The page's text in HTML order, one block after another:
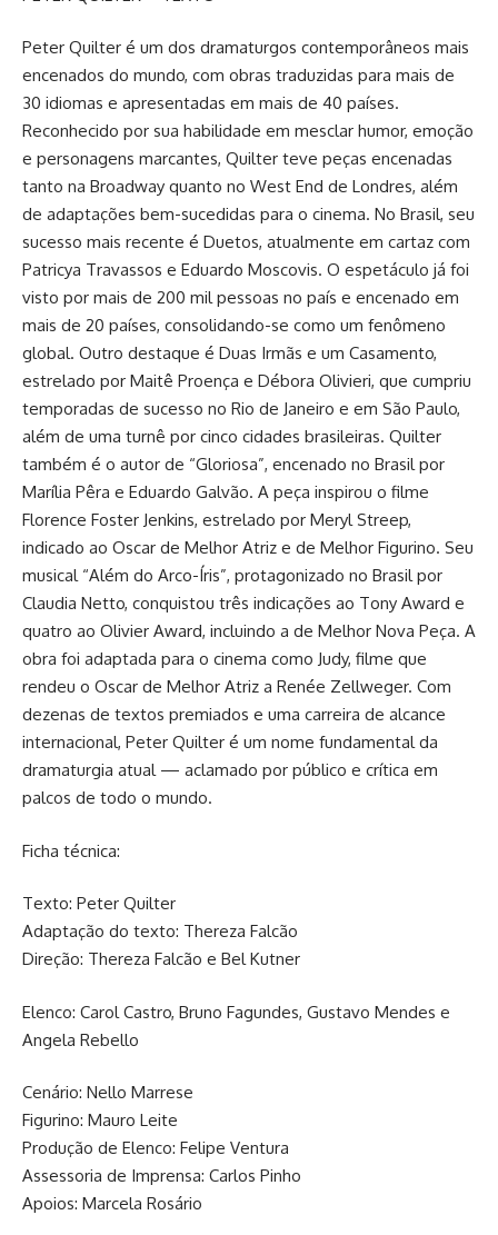
Peter Quilter é um dos dramaturgos contemporâneos mais
encenados do mundo, com obras traduzidas para mais de
30 idiomas e apresentadas em mais de 40 países.
Reconhecido por sua habilidade em mesclar humor, emoção
e personagens marcantes, Quilter teve peças encenadas
tanto na Broadway quanto no West End de Londres, além
de adaptações bem-sucedidas para o cinema. No Brasil, seu
sucesso mais recente é Duetos, atualmente em cartaz com
Patricya Travassos e Eduardo Moscovis. O espetáculo já foi
visto por mais de 200 mil pessoas no país e encenado em
mais de 20 países, consolidando-se como um fenômeno
global. Outro destaque é Duas Irmãs e um Casamento,
estrelado por Maitê Proença e Débora Olivieri, que cumpriu
temporadas de sucesso no Rio de Janeiro e em São Paulo,
além de uma turnê por cinco cidades brasileiras. Quilter
também é o autor de “Gloriosa”, encenado no Brasil por
Marília Pêra e Eduardo Galvão. A peça inspirou o filme
Florence Foster Jenkins, estrelado por Meryl Streep,
indicado ao Oscar de Melhor Atriz e de Melhor Figurino. Seu
musical “Além do Arco-Íris”, protagonizado no Brasil por
Claudia Netto, conquistou três indicações ao Tony Award e
quatro ao Olivier Award, incluindo a de Melhor Nova Peça. A
obra foi adaptada para o cinema como Judy, filme que
rendeu o Oscar de Melhor Atriz a Renée Zellweger. Com
dezenas de textos premiados e uma carreira de alcance
internacional, Peter Quilter é um nome fundamental da
dramaturgia atual — aclamado por público e crítica em
palcos de todo o mundo.
Ficha técnica:
Texto: Peter Quilter
Adaptação do texto: Thereza Falcão
Direção: Thereza Falcão e Bel Kutner
Elenco: Carol Castro, Bruno Fagundes, Gustavo Mendes e
Angela Rebello
Cenário: Nello Marrese
Figurino: Mauro Leite
Produção de Elenco: Felipe Ventura
Assessoria de Imprensa: Carlos Pinho
Apoios: Marcela Rosário